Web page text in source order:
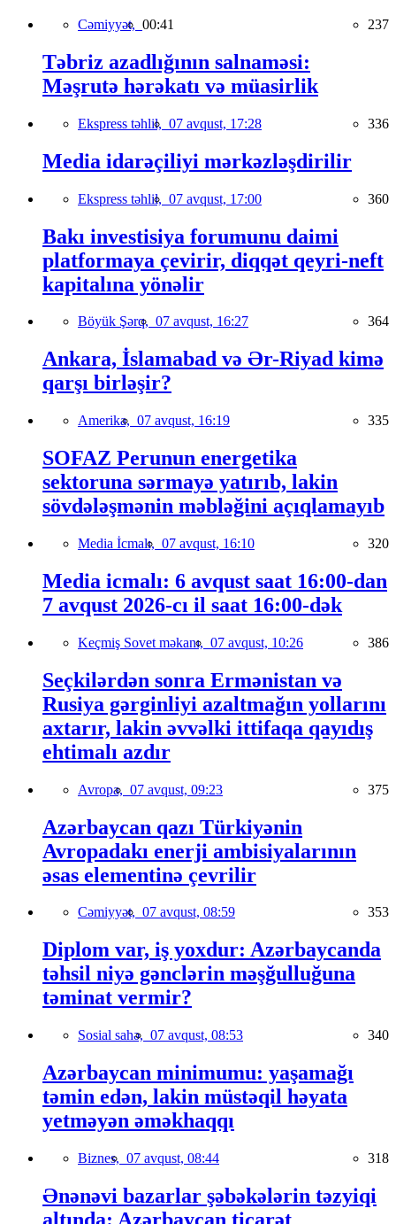
Cəmiyyət, 00:41 237
Təbriz azadlığının salnaməsi:
Məşrutə hərəkatı və müasirlik
Ekspress təhlil, 07 avqust, 17:28 336
Media idarəçiliyi mərkəzləşdirilir
Ekspress təhlil, 07 avqust, 17:00 360
Bakı investisiya forumunu daimi
platformaya çevirir, diqqət qeyri-neft
kapitalına yönəlir
Böyük Şərq, 07 avqust, 16:27 364
Ankara, İslamabad və Ər-Riyad kimə
qarşı birləşir?
Amerika, 07 avqust, 16:19 335
SOFAZ Perunun energetika
sektoruna sərmayə yatırıb, lakin
sövdələşmənin məbləğini açıqlamayıb
Media İcmalı, 07 avqust, 16:10 320
Media icmalı: 6 avqust saat 16:00-dan
7 avqust 2026-cı il saat 16:00-dək
Keçmiş Sovet məkanı, 07 avqust, 10:26 386
Seçkilərdən sonra Ermənistan və
Rusiya gərginliyi azaltmağın yollarını
axtarır, lakin əvvəlki ittifaqa qayıdış
ehtimalı azdır
Avropa, 07 avqust, 09:23 375
Azərbaycan qazı Türkiyənin
Avropadakı enerji ambisiyalarının
əsas elementinə çevrilir
Cəmiyyət, 07 avqust, 08:59 353
Diplom var, iş yoxdur: Azərbaycanda
təhsil niyə gənclərin məşğulluğuna
təminat vermir?
Sosial sahə, 07 avqust, 08:53 340
Azərbaycan minimumu: yaşamağı
təmin edən, lakin müstəqil həyata
yetməyən əməkhaqqı
Biznes, 07 avqust, 08:44 318
Ənənəvi bazarlar şəbəkələrin təzyiqi